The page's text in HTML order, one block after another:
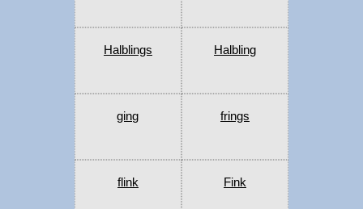
Halblings Halbling
ging frings
flink Fink